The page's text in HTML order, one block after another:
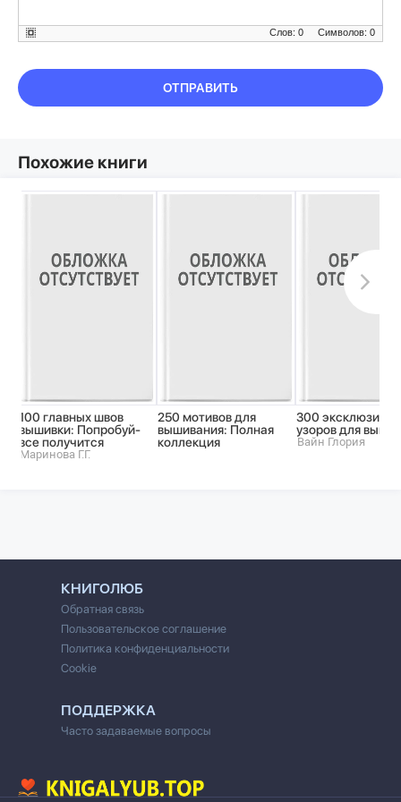
Символов: 0
Слов: 0
ОТПРАВИТЬ
Похожие книги
100 главных швов
вышивки: Попробуй-
все получится
Маринова Г.Г.
250 мотивов для
вышивания: Полная
коллекция
300
узоров для
Вайн Глория
КНИГОЛЮБ
Обратная связь
Пользовательское соглашение
Политика конфиденциальности
Cookie
ПОДДЕРЖКА
Часто задаваемые вопросы